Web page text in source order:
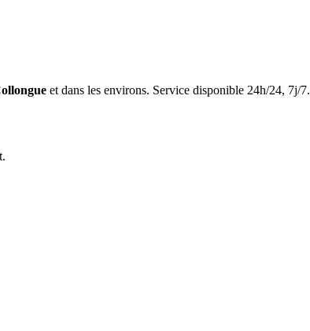
et dans les environs. Service disponible 24h/24, 7j/7.